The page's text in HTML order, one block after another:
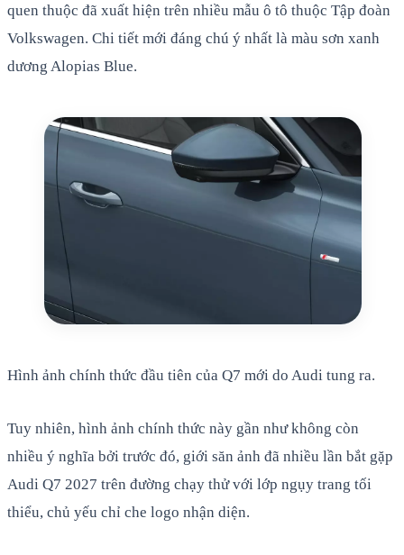
quen thuộc đã xuất hiện trên nhiều mẫu ô tô thuộc Tập đoàn
Volkswagen. Chi tiết mới đáng chú ý nhất là màu sơn xanh
dương Alopias Blue.
Hình ảnh chính thức đầu tiên của Q7 mới do Audi tung ra.
Tuy nhiên, hình ảnh chính thức này gần như không còn
nhiều ý nghĩa bởi trước đó, giới săn ảnh đã nhiều lần bắt gặp
Audi Q7 2027 trên đường chạy thử với lớp ngụy trang tối
thiểu, chủ yếu chỉ che logo nhận diện.